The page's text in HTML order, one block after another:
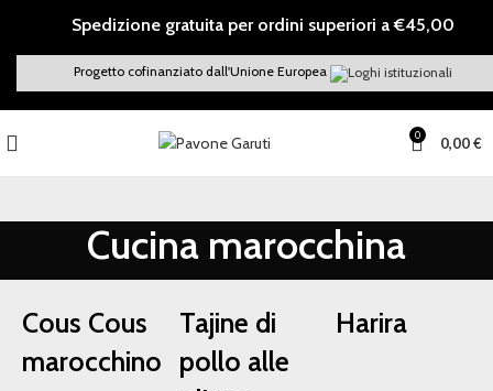
Spedizione gratuita per ordini superiori a €45,00
Progetto cofinanziato dall'Unione Europea
0 0,00€
Cucina marocchina
Cous Cous
marocchino
Tajine di
pollo alle
Harira